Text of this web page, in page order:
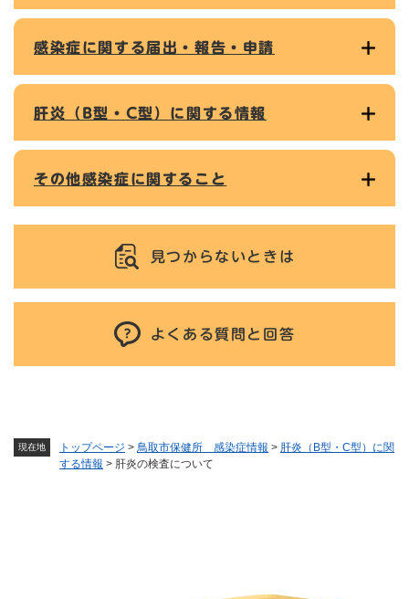
現在地 トップページ > 鳥取市保健所 感染症情報 > 肝炎（B型・C型）に関
する情報 > 肝炎の検査について
感染症に関する届出・報告・申請
肝炎（B型・C型）に関する情報
その他感染症に関すること
見つからないときは
よくある質問と回答